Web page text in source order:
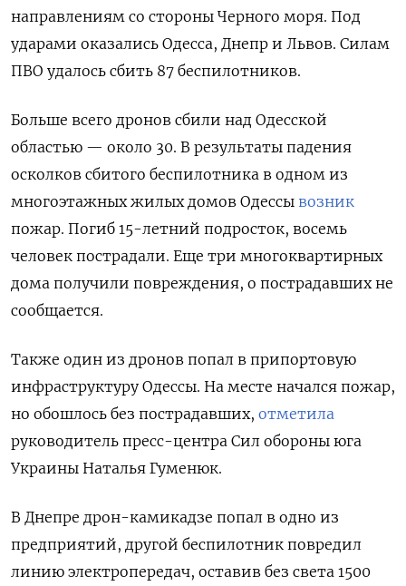
направлениям со стороны Черного моря. Под
ударами оказались Одесса, Днепр и Львов. Силам
ПВО удалось сбить 87 беспилотников.
Больше всего дронов сбили над Одесской
областью — около 30. В результаты падения
осколков сбитого беспилотника в одном из
многоэтажных жилых домов Одессы возник
пожар. Погиб 15-летний подросток, восемь
человек пострадали. Еще три многоквартирных
дома получили повреждения, о пострадавших не
сообщается.
Также один из дронов попал в припортовую
инфраструктуру Одессы. На месте начался пожар,
но обошлось без пострадавших, отметила
руководитель пресс-центра Сил обороны юга
Украины Наталья Гуменюк.
В Днепре дрон-камикадзе попал в одно из
предприятий, другой беспилотник повредил
линию электропередач, оставив без света 1500